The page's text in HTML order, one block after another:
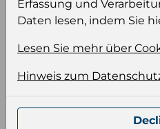
Wählen Sie eine
Sprache
Keiner
Erfassung und
Daten lesen, indem Sie
Lesen Sie mehr über
Hinweis zum